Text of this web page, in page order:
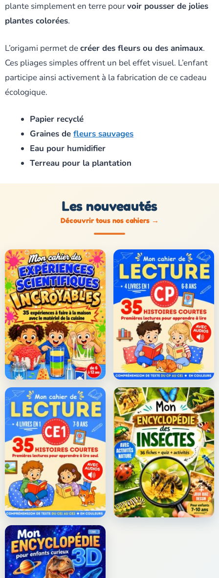
plante simplement en terre pourvoir pousser de jolies
plantes colorées.
L’origami permet decréer des fleurs ou des animaux.
Ces pliages simples offrent un bel effet visuel. L’enfant
participe ainsi activement à la fabrication de ce cadeau
écologique.
Papier recyclé
Graines de fleurs sauvages
Eau pour humidifier
Terreau pour la plantation
Les nouveautés
Découvrir tous nos cahiers →